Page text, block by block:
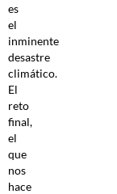
es
el
inminente
desastre
climático.
El
reto
final,
el
que
nos
hace